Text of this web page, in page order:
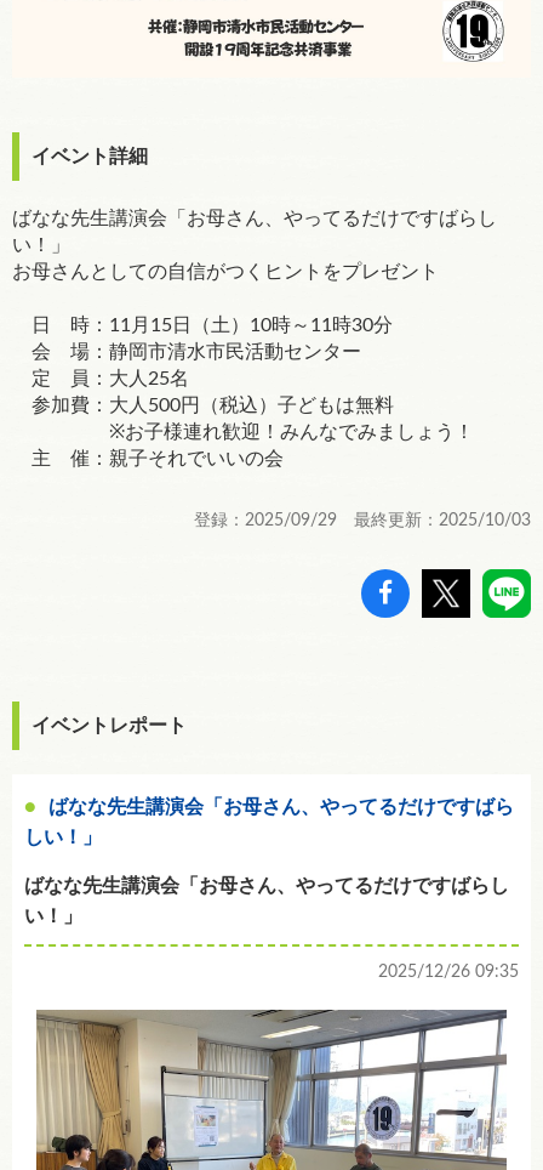
イベント詳細
ばなな先生講演会「お母さん、やってるだけですばらし
い！」
お母さんとしての自信がつくヒントをプレゼント
日 時：11月15日（土）10時～11時30分
会 場：静岡市清水市民活動センター
定 員：大人25名
参加費：大人500円（税込）子どもは無料
※お子様連れ歓迎！みんなでみましょう！
主 催：親子それでいいの会
登録：2025/09/29 最終更新：2025/10/03
イベントレポート
ばなな先生講演会「お母さん、やってるだけですばら
しい！」
ばなな先生講演会「お母さん、やってるだけですばらし
い！」
2025/12/26 09:35